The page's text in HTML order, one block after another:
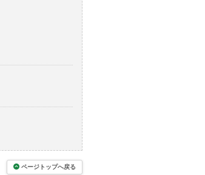
ページトップへ戻る